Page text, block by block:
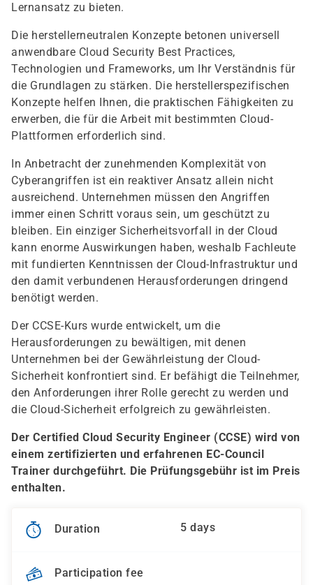
Lernansatz zu bieten.
Die herstellerneutralen Konzepte betonen universell
anwendbare Cloud Security Best Practices,
Technologien und Frameworks, um Ihr Verständnis für
die Grundlagen zu stärken. Die herstellerspezifischen
Konzepte helfen Ihnen, die praktischen Fähigkeiten zu
erwerben, die für die Arbeit mit bestimmten Cloud-
Plattformen erforderlich sind.
In Anbetracht der zunehmenden Komplexität von
Cyberangriffen ist ein reaktiver Ansatz allein nicht
ausreichend. Unternehmen müssen den Angriffen
immer einen Schritt voraus sein, um geschützt zu
bleiben. Ein einziger Sicherheitsvorfall in der Cloud
kann enorme Auswirkungen haben, weshalb Fachleute
mit fundierten Kenntnissen der Cloud-Infrastruktur und
den damit verbundenen Herausforderungen dringend
benötigt werden.
Der CCSE-Kurs wurde entwickelt, um die
Herausforderungen zu bewältigen, mit denen
Unternehmen bei der Gewährleistung der Cloud-
Sicherheit konfrontiert sind. Er befähigt die Teilnehmer,
den Anforderungen ihrer Rolle gerecht zu werden und
die Cloud-Sicherheit erfolgreich zu gewährleisten.
Der Certified Cloud Security Engineer (CCSE) wird von
einem zertifizierten und erfahrenen EC-Council
Trainer durchgeführt. Die Prüfungsgebühr ist im Preis
enthalten.
Duration 5 days
Participation fee